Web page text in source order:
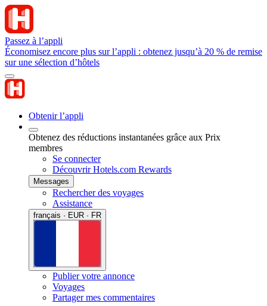
Passez à l’appli
Économisez encore plus sur l’appli : obtenez jusqu’à 20 % de remise
sur une sélection d’hôtels
Obtenir l’appli
Obtenez des réductions instantanées grâce aux Prix
membres
Se connecter
Découvrir Hotels.com Rewards
Messages
Rechercher des voyages
Assistance
français · EUR · FR
Publier votre annonce
Voyages
Partager mes commentaires